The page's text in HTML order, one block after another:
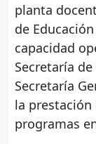
planta
de
capacidad
Secretaría
Secretaría
la prestación
programas